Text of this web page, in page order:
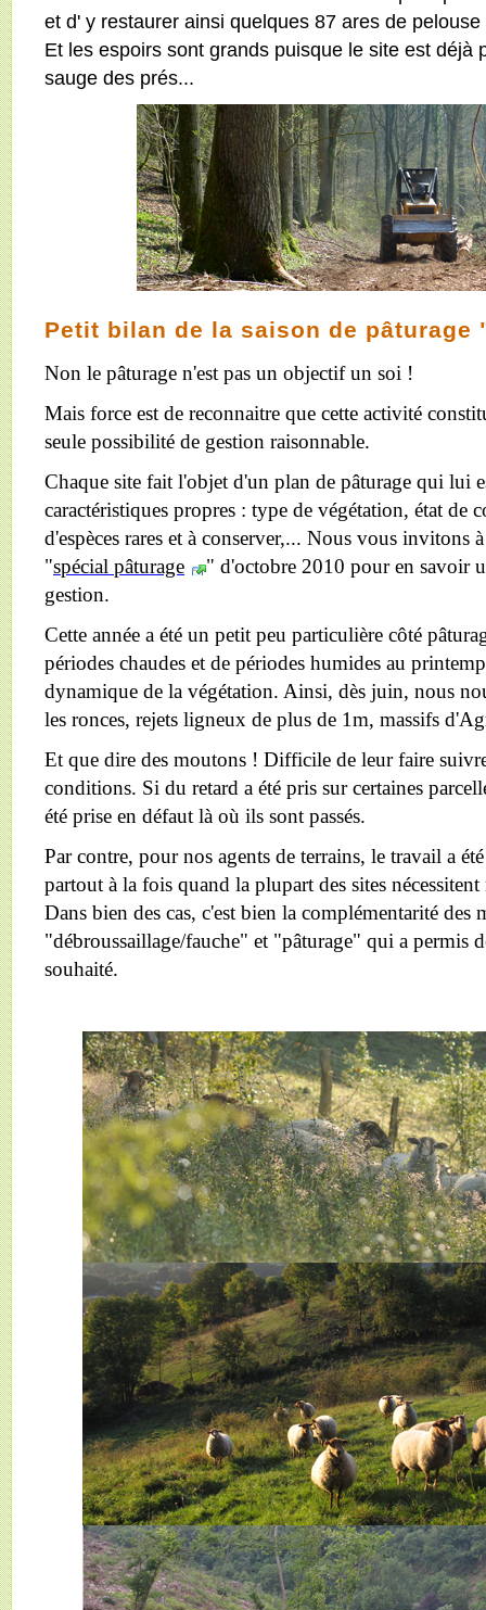
et d' y restaurer ainsi quelques 87 ares de pelouse
Et les espoirs sont grands puisque le site est déjà
sauge des prés...
Petit bilan de la saison de pâturage
Non le pâturage n'est pas un objectif un soi !
Mais force est de reconnaitre que cette activité
seule possibilité de gestion raisonnable.
Chaque site fait l'objet d'un plan de pâturage qui lui
caractéristiques propres : type de végétation, état de
d'espèces rares et à conserver,... Nous vous invitons
"spécial pâturage
" d'octobre 2010 pour en savoir
gestion.
Cette année a été un petit peu particulière côté
périodes chaudes et de périodes humides au
dynamique de la végétation. Ainsi, dès juin, nous
les ronces, rejets ligneux de plus de 1m, massifs
Et que dire des moutons ! Difficile de leur faire
conditions. Si du retard a été pris sur certaines
été prise en défaut là où ils sont passés.
Par contre, pour nos agents de terrains, le travail a
partout à la fois quand la plupart des sites
Dans bien des cas, c'est bien la complémentarité des
"débroussaillage/fauche" et "pâturage" qui a permis
souhaité.